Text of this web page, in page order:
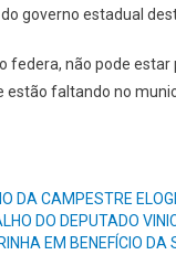
FEDERAL
DA
governo estadual
federa, não pode
faltando no
DA CAMPESTRE
DO DEPUTADO
EM BENEFÍCIO DA